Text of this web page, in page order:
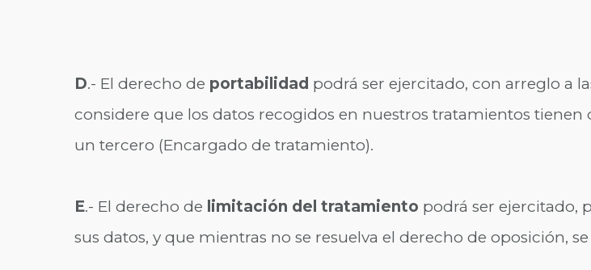
D.- El derecho de portabilidad podrá ser ejercitado, con arreglo a
considere que los datos recogidos en nuestros tratamientos tienen
un tercero (Encargado de tratamiento).
E.- El derecho de limitación del tratamiento podrá ser ejercitado,
sus datos, y que mientras no se resuelva el derecho de oposición,